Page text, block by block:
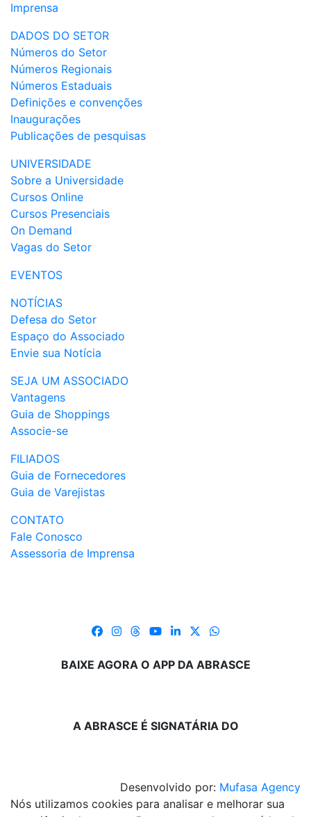
Imprensa
DADOS DO SETOR
Números do Setor
Números Regionais
Números Estaduais
Definições e convenções
Inaugurações
Publicações de pesquisas
UNIVERSIDADE
Sobre a Universidade
Cursos Online
Cursos Presenciais
On Demand
Vagas do Setor
EVENTOS
NOTÍCIAS
Defesa do Setor
Espaço do Associado
Envie sua Notícia
SEJA UM ASSOCIADO
Vantagens
Guia de Shoppings
Associe-se
FILIADOS
Guia de Fornecedores
Guia de Varejistas
CONTATO
Fale Conosco
Assessoria de Imprensa
BAIXE AGORA O APP DA ABRASCE
A ABRASCE É SIGNATÁRIA DO
Desenvolvido por: Mufasa Agency
Nós utilizamos cookies para analisar e melhorar sua